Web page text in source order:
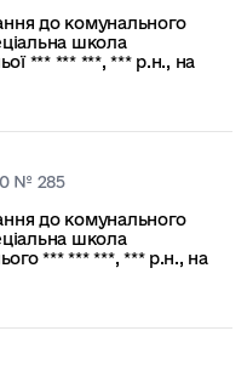
до комунального
школа
*** *** ***, *** р.н., на
№ 285
до комунального
школа
*** *** ***, *** р.н., на